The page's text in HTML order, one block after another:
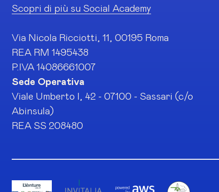
Scopri di più su Social Academy
Via Nicola Ricciotti, 11, 00195 Roma
REA RM 1495438
P.IVA 14086661007
Sede Operativa
Viale Umberto I, 42 - 07100 - Sassari (c/o
Abinsula)
REA SS 208480